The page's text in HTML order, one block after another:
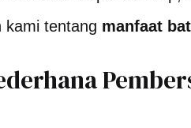
kami tentang manfaat